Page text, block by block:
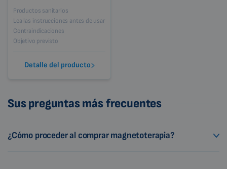
Productos sanitarios
Lea las instrucciones antes de usar
Contraindicaciones
Objetivo previsto
Detalle del producto
Sus preguntas más frecuentes
¿Cómo proceder al comprar magnetoterapia?